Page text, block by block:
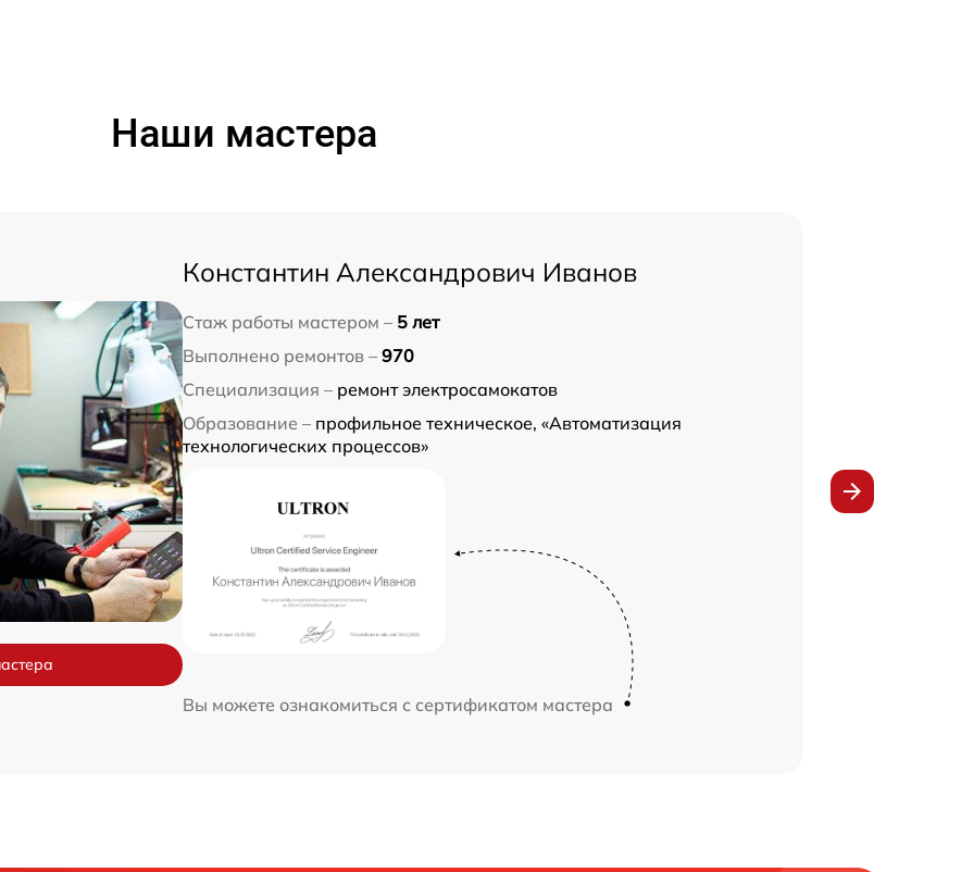
Наши мастера
Константин Александрович Иванов
Стаж работы мастером – 5 лет
Выполнено ремонтов – 970
Специализация – ремонт электросамокатов
Образование – профильное техническое, «Автоматизация
технологических процессов»
Вы можете ознакомиться с сертификатом мастера